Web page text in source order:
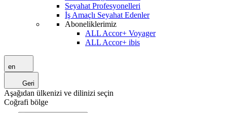
Seyahat Profesyonelleri
İş Amaçlı Seyahat Edenler
Aboneliklerimiz
ALL Accor+ Voyager
ALL Accor+ ibis
en
Geri
Aşağıdan ülkenizi ve dilinizi seçin
Coğrafi bölge